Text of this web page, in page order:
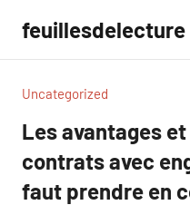
contenu
feuillesdelecture
Uncategorized
Les avantages
contrats avec
faut prendre en